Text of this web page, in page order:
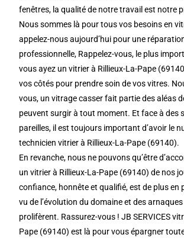
fenêtres, la qualité de notre travail est notre
Nous sommes là pour tous vos besoins en
appelez-nous aujourd’hui pour une
professionnelle, Rappelez-vous, le plus
vous ayez un vitrier à Rillieux-La-Pape
vos côtés pour prendre soin de vos vitres.
vous, un vitrage casser fait partie des aléas
peuvent surgir à tout moment. Et face à des
pareilles, il est toujours important d’avoir le
technicien vitrier à Rillieux-La-Pape (69140).
En revanche, nous ne pouvons qu’être
un vitrier à Rillieux-La-Pape (69140) de nos
confiance, honnête et qualifié, est de plus en
vu de l’évolution du domaine et des arnaques
prolifèrent. Rassurez-vous ! JB SERVICES
Pape (69140) est là pour vous épargner